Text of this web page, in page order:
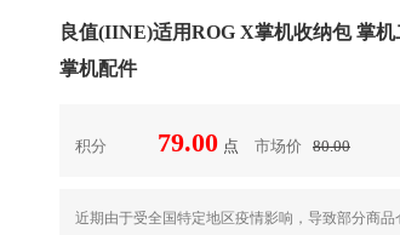
良值(IINE)适用ROG X掌机收纳包 掌
掌机配件
积分 79.00 点 市场价 80.00
近期由于受全国特定地区疫情影响，导致部分商